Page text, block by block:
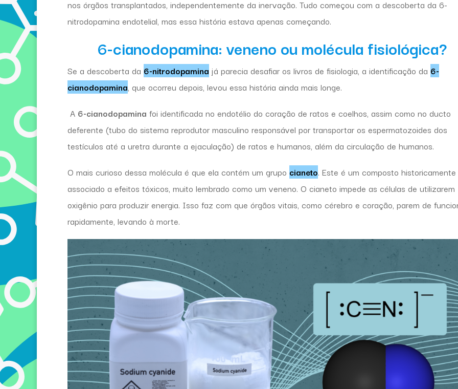
nos órgãos transplantados, independentemente da inervação. Tudo começou com a descoberta da 6-
nitrodopamina endotelial, mas essa história estava apenas começando.
6-cianodopamina: veneno ou molécula fisiológica?
Se a descoberta da 6-nitrodopamina já parecia desafiar os livros de fisiologia, a identificação da 6-
cianodopamina, que ocorreu depois, levou essa história ainda mais longe.
A 6-cianodopamina foi identificada no endotélio do coração de ratos e coelhos, assim como no ducto
deferente (tubo do sistema reprodutor masculino responsável por transportar os espermatozoides dos
testículos até a uretra durante a ejaculação) de ratos e humanos, além da circulação de humanos.
O mais curioso dessa molécula é que ela contém um grupo cianeto. Este é um composto historicamente
associado a efeitos tóxicos, muito lembrado como um veneno. O cianeto impede as células de utilizarem
oxigênio para produzir energia. Isso faz com que órgãos vitais, como cérebro e coração, parem de
rapidamente, levando à morte.